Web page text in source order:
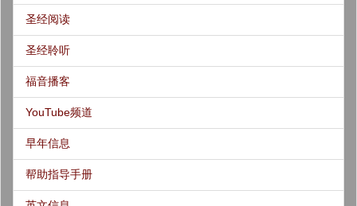
圣经阅读
圣经聆听
福音播客
YouTube频道
早年信息
帮助指导手册